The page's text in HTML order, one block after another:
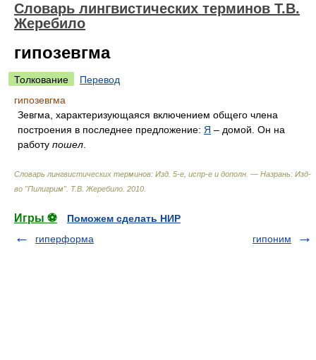
Словарь лингвистических терминов Т.В.
Жеребило
гипозевгма
Толкование
Перевод
гипозевгма
Зевгма, характеризующаяся включением общего члена
построения в последнее предложение: Я – домой. Он на
работу пошел
Словарь лингвистических терминов: Изд. 5-е, испр-е и дополн. — Назрань: Изд-
во "Пилигрим". Т.В. Жеребило 2010
Игры ⚽
Поможем сделать НИР
гиперформа
гипоним